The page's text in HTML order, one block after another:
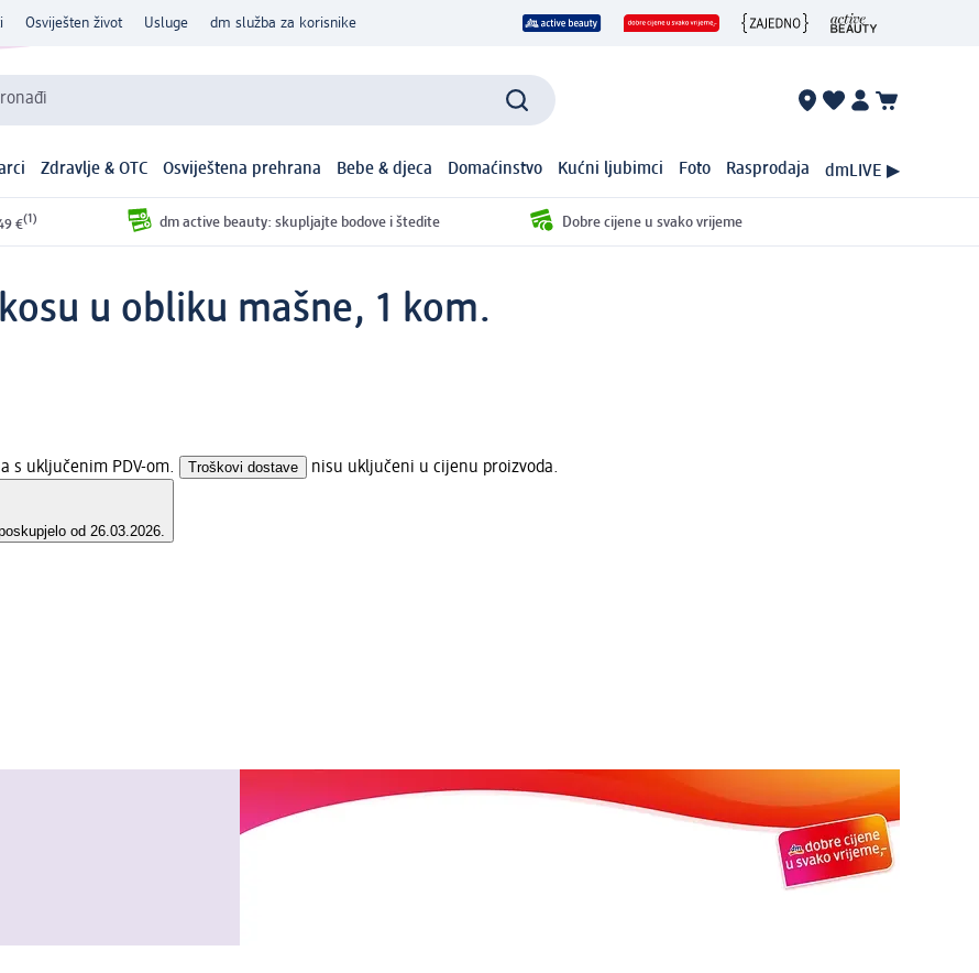
Osviješten život Usluge dm služba za korisnike
Zdravlje & OTC Osviještena prehrana Bebe & djeca Domaćinstvo Kućni ljubimci Foto Rasprodaja dmLIVE ▶
€(1) dm active beauty: skupljajte bodove i štedite Dobre cijene u svako vrijeme
u obliku mašne, 1 kom.
s uključenim PDV-om. Troškovi dostave nisu uključeni u cijenu proizvoda.
od 26.03.2026.